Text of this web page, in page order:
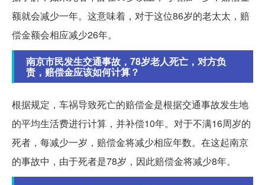
额就会减少一年。这意味着，对于这位86岁的老太太，赔
偿金额会相应减少26年。
南京市民发生交通事故，78岁老人死亡，对方负
责，赔偿金应该如何计算？
根据规定，车祸导致死亡的赔偿金是根据交通事故发生地
的平均生活费进行计算，并补偿10年。对于不满16周岁的
死者，每减少一岁，赔偿金将减少相应年数。在这起南京
的事故中，由于死者是78岁，因此赔偿金将减少8年。